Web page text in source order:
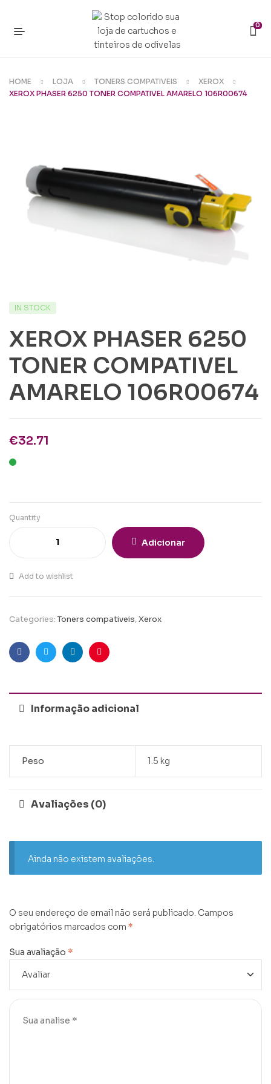
0
HOME LOJA TONERS COMPATIVEIS
XEROX
XEROX PHASER 6250 TONER COMPATIVEL AMARELO 106R00674
IN STOCK
XEROX PHASER 6250
TONER COMPATIVEL
AMARELO 106R00674
€32.71
Quantity
Adicionar
Add to wishlist
Categories: Toners compativeis,Xerox
FacebookTwitterLinkedinPinterest
Informação adicional
Peso 1.5 kg
Avaliações (0)
Ainda não existem avaliações.
O seu endereço de email não será publicado. Campos
obrigatórios marcados com *
Sua avaliação *